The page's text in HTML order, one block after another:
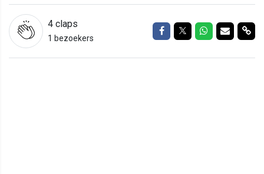
4 claps
1 bezoekers
Delen op Facebook
Delen op Twitter
Delen op
Delen